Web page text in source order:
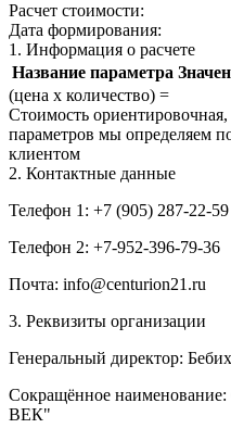
Расчет стоимости:
Дата формирования:
1. Информация о расчете
Название параметра
(цена х количество) =
Стоимость
параметров мы определяем
клиентом
2. Контактные данные
Телефон 1: +7 (905) 287-22-59
Телефон 2: +7-952-396-79-36
Почта: info@centurion21.ru
3. Реквизиты организации
Генеральный директор:
Сокращённое
ВЕК"